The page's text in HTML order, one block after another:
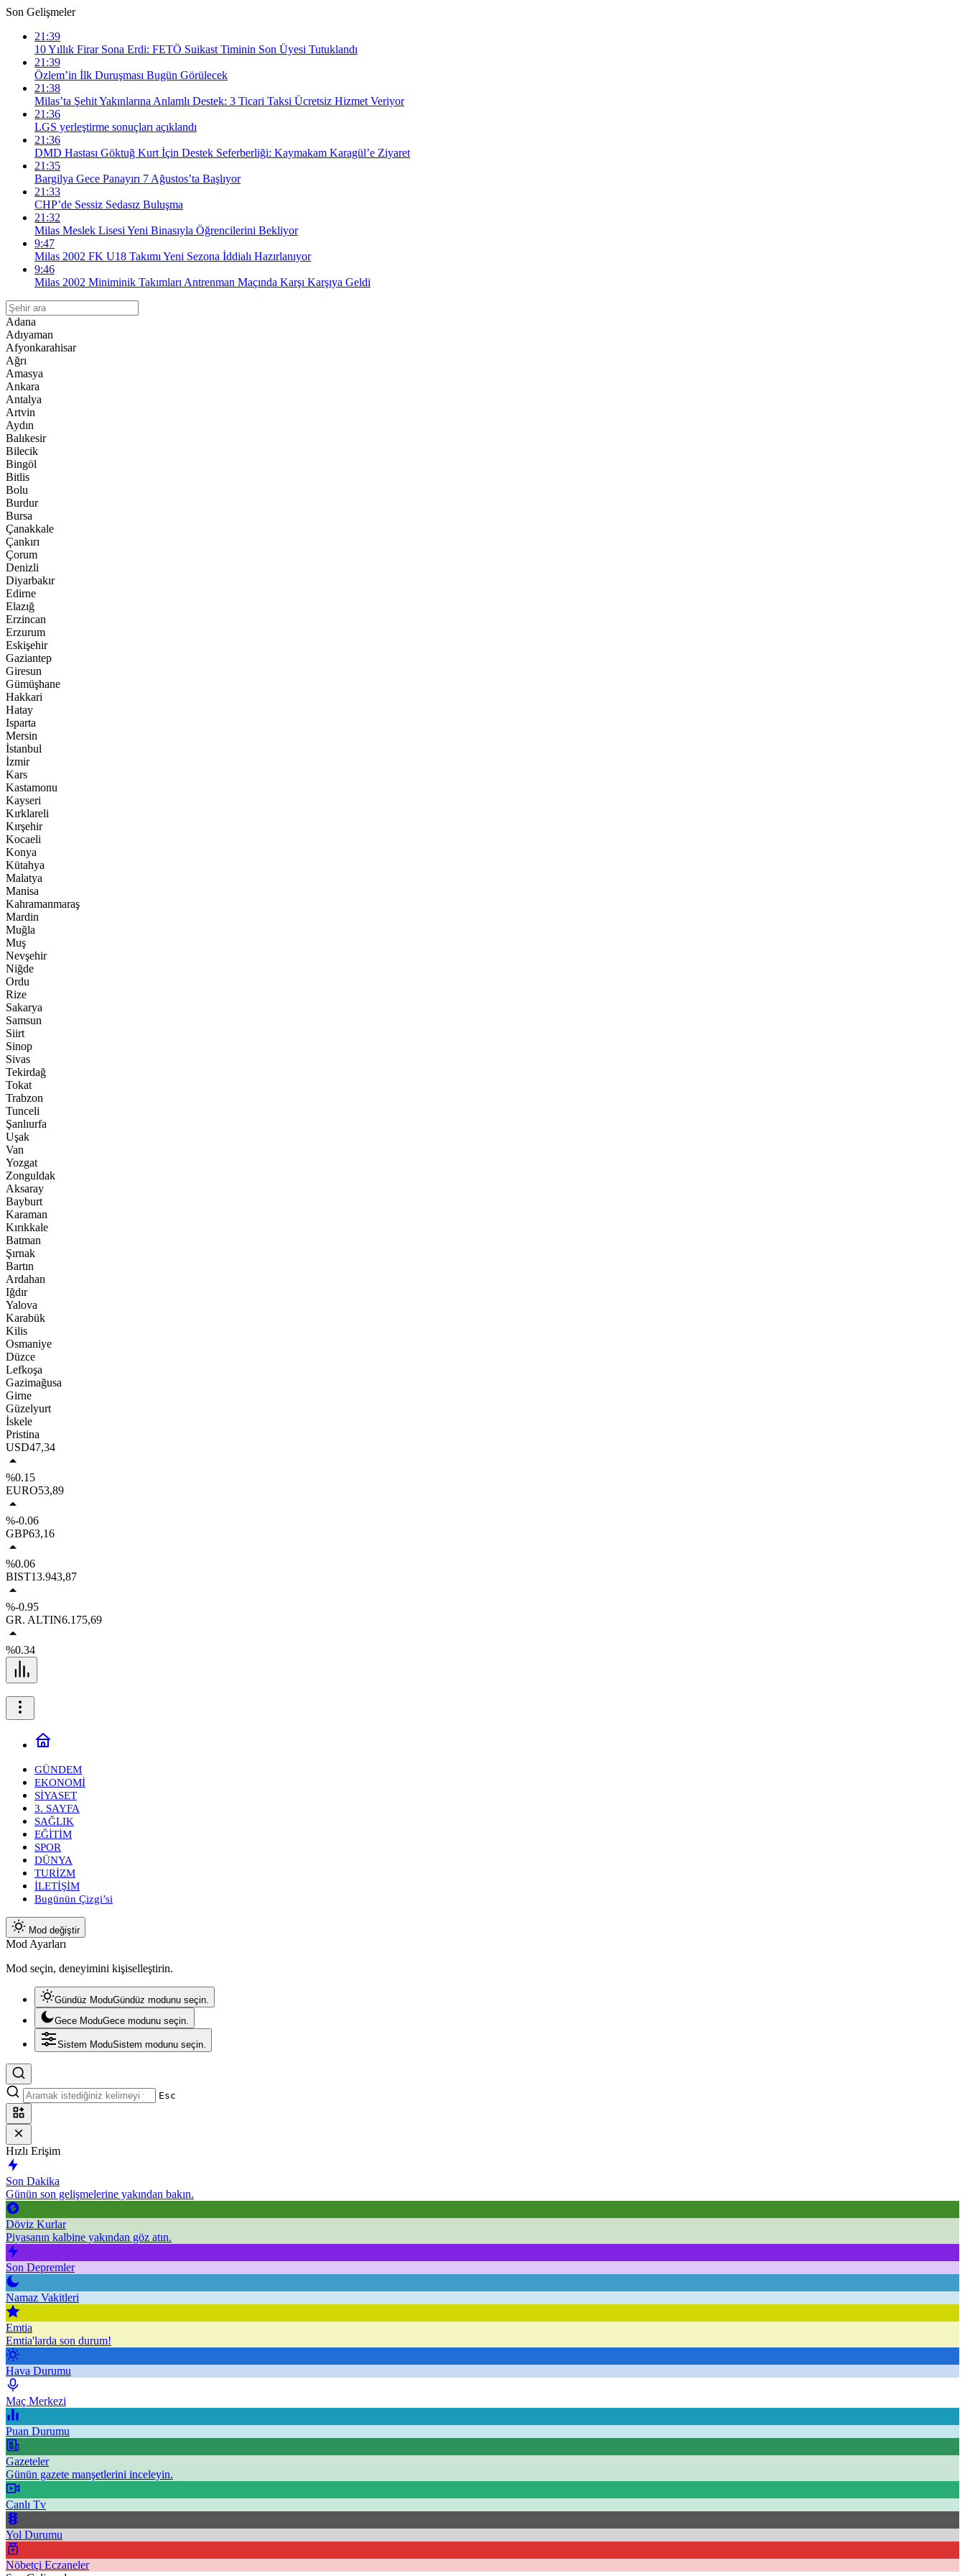
Son Gelişmeler
21:39
10 Yıllık Firar Sona Erdi: FETÖ Suikast Timinin Son Üyesi Tutuklandı
21:39
Özlem’in İlk Duruşması Bugün Görülecek
21:38
Milas’ta Şehit Yakınlarına Anlamlı Destek: 3 Ticari Taksi Ücretsiz Hizmet Veriyor
21:36
LGS yerleştirme sonuçları açıklandı
21:36
DMD Hastası Göktuğ Kurt İçin Destek Seferberliği: Kaymakam Karagül’e Ziyaret
21:35
Bargilya Gece Panayırı 7 Ağustos’ta Başlıyor
21:33
CHP’de Sessiz Sedasız Buluşma
21:32
Milas Meslek Lisesi Yeni Binasıyla Öğrencilerini Bekliyor
9:47
Milas 2002 FK U18 Takımı Yeni Sezona İddialı Hazırlanıyor
9:46
Milas 2002 Miniminik Takımları Antrenman Maçında Karşı Karşıya Geldi
Adana
Adıyaman
Afyonkarahisar
Ağrı
Amasya
Ankara
Antalya
Artvin
Aydın
Balıkesir
Bilecik
Bingöl
Bitlis
Bolu
Burdur
Bursa
Çanakkale
Çankırı
Çorum
Denizli
Diyarbakır
Edirne
Elazığ
Erzincan
Erzurum
Eskişehir
Gaziantep
Giresun
Gümüşhane
Hakkari
Hatay
Isparta
Mersin
İstanbul
İzmir
Kars
Kastamonu
Kayseri
Kırklareli
Kırşehir
Kocaeli
Konya
Kütahya
Malatya
Manisa
Kahramanmaraş
Mardin
Muğla
Muş
Nevşehir
Niğde
Ordu
Rize
Sakarya
Samsun
Siirt
Sinop
Sivas
Tekirdağ
Tokat
Trabzon
Tunceli
Şanlıurfa
Uşak
Van
Yozgat
Zonguldak
Aksaray
Bayburt
Karaman
Kırıkkale
Batman
Şırnak
Bartın
Ardahan
Iğdır
Yalova
Karabük
Kilis
Osmaniye
Düzce
Lefkoşa
Gazimağusa
Girne
Güzelyurt
İskele
Pristina
USD47,34
%0.15
EURO53,89
%-0.06
GBP63,16
%0.06
BIST13.943,87
%-0.95
GR. ALTIN6.175,69
%0.34
GÜNDEM
EKONOMİ
SİYASET
3. SAYFA
SAĞLIK
EĞİTİM
SPOR
DÜNYA
TURİZM
İLETİŞİM
Bugünün Çizgi’si
Mod değiştir
Mod Ayarları
Mod seçin, deneyimini kişiselleştirin.
Gündüz ModuGündüz modunu seçin.
Gece ModuGece modunu seçin.
Sistem ModuSistem modunu seçin.
Esc
Hızlı Erişim
Son Dakika
Günün son gelişmelerine yakından bakın.
Döviz Kurlar
Piyasanın kalbine yakından göz atın.
Son Depremler
Namaz Vakitleri
Emtia
Emtia'larda son durum!
Hava Durumu
Maç Merkezi
Puan Durumu
Gazeteler
Günün gazete manşetlerini inceleyin.
Canlı Tv
Yol Durumu
Nöbetçi Eczaneler